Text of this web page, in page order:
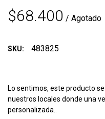
$68.400 / Agotado
SKU: 483825
Lo sentimos, este producto
nuestros locales donde una
personalizada..